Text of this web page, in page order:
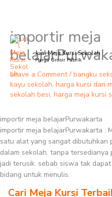
Skip
content
Jual Meja Kursi Sekolah
Harga Grosir Pabrik
importir meja
Leave a Comment / bangku
kayu sekolah, harga kursi dan
sekolah besi, harga meja kursi
importir meja belajarPurwakarta
importir meja belajarPurwakarta :
satu alat yang sangat dibutuhkan
dalam sekolah. tanpa
jadi terusik. sebab siswa tak
bidang untuk menulis.
Cari Meja Kursi